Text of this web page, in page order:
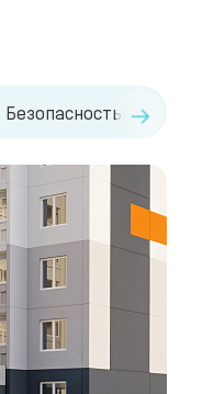
Безопасность →